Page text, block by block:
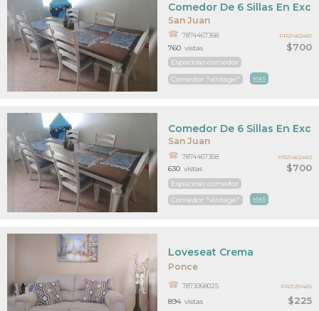
San Juan
$700
Comedor De 6 Sillas En
7874467368
Espacioso comedor
Comedor "vintage"
MAS
760 vistas
PR21462461
San Juan
$700
Comedor De 6 Sillas En
7874467368
Espacioso comedor
Comedor "vintage"
MAS
630 vistas
PR21462460
Ponce
$225
Loveseat Crema
7873068025
894 vistas
PR21251465